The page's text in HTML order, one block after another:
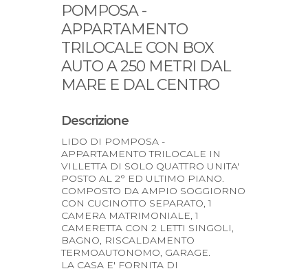
POMPOSA -
APPARTAMENTO
TRILOCALE CON BOX
AUTO A 250 METRI DAL
MARE E DAL CENTRO
Descrizione
LIDO DI POMPOSA -
APPARTAMENTO TRILOCALE IN
VILLETTA DI SOLO QUATTRO UNITA'
POSTO AL 2° ED ULTIMO PIANO.
COMPOSTO DA AMPIO SOGGIORNO
CON CUCINOTTO SEPARATO, 1
CAMERA MATRIMONIALE, 1
CAMERETTA CON 2 LETTI SINGOLI,
BAGNO, RISCALDAMENTO
TERMOAUTONOMO, GARAGE.
LA CASA E' FORNITA DI